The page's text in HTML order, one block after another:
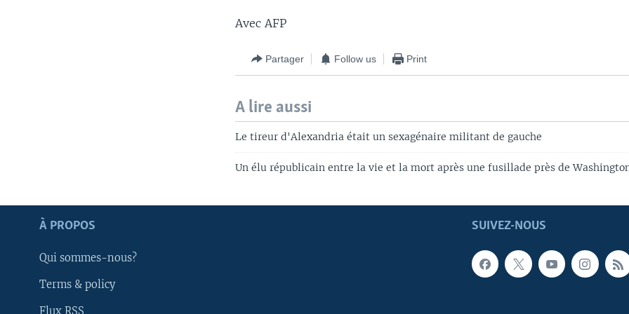
SUIVEZ-NOUS
Avec AFP
Partager Follow us Print
A lire aussi
Le tireur d'Alexandria était un sexagénaire militant de gauche
Un élu républicain entre la vie et la mort après une fusillade près de
SUIVEZ-NOUS
À PROPOS
Qui sommes-nous?
Terms & policy